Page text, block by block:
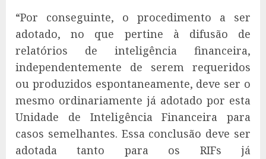
“Por conseguinte, o procedimento a ser
adotado, no que pertine à difusão de
relatórios de inteligência financeira,
independentemente de serem requeridos
ou produzidos espontaneamente, deve ser o
mesmo ordinariamente já adotado por esta
Unidade de Inteligência Financeira para
casos semelhantes. Essa conclusão deve ser
adotada tanto para os RIFs já